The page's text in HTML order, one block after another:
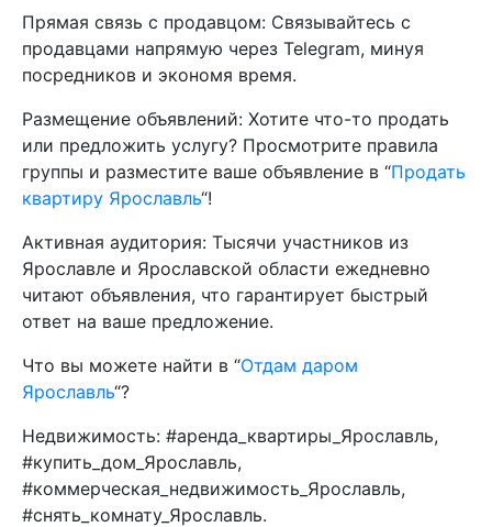
Прямая связь с продавцом: Связывайтесь с
продавцами напрямую через Telegram, минуя
посредников и экономя время.
Размещение объявлений: Хотите что-то продать
или предложить услугу? Просмотрите правила
группы и разместите ваше объявление в “Продать
квартиру Ярославль“!
Активная аудитория: Тысячи участников из
Ярославле и Ярославской области ежедневно
читают объявления, что гарантирует быстрый
ответ на ваше предложение.
Что вы можете найти в “Отдам даром
Ярославль“?
Недвижимость: #аренда_квартиры_Ярославль,
#купить_дом_Ярославль,
#коммерческая_недвижимость_Ярославль,
#снять_комнату_Ярославль.